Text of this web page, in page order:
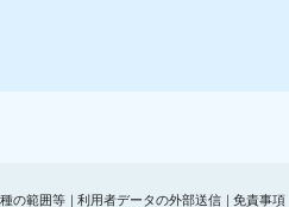
の範囲等 ｜利用者データの外部送信 ｜免責事項